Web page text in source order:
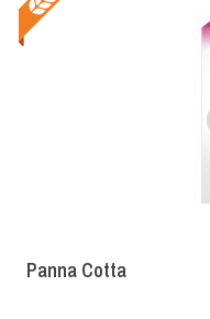
Panna Cotta